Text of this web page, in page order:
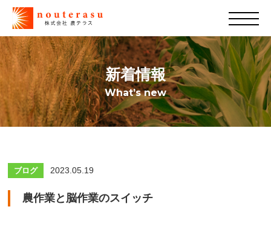
新着情報
What’s new
ブログ 2023.05.19
農作業と脳作業のスイッチ